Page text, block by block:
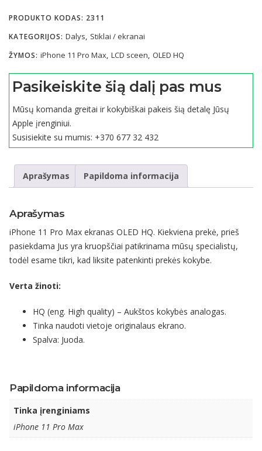
11
Pro
Max
OLED
HQ
PRODUKTO KODAS: 2311
KATEGORIJOS: Dalys, Stiklai / ekranai
ŽYMOS: iPhone 11 Pro Max, LCD sceen, OLED HQ
Pasikeiskite šią dalį pas mus
Mūsų komanda greitai ir kokybiškai pakeis šią detalę Jūsų
Apple įrenginiui.
Susisiekite su mumis: +370 677 32 432
Aprašymas Papildoma informacija
Aprašymas
iPhone 11 Pro Max ekranas OLED HQ. Kiekviena prekė, prieš
pasiekdama Jus yra kruopščiai patikrinama mūsų specialistų,
todėl esame tikri, kad liksite patenkinti prekės kokybe.
Verta žinoti:
HQ (eng. High quality) – Aukštos kokybės analogas.
Tinka naudoti vietoje originalaus ekrano.
Spalva: Juoda.
Papildoma informacija
Tinka įrenginiams
iPhone 11 Pro Max